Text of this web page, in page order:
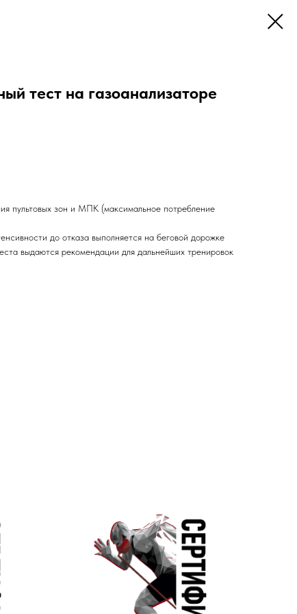
тест на газоанализаторе
пультовых зон и МПК (максимальное потребление
до отказа выполняется на беговой дорожке
выдаются рекомендации для дальнейших тренировок